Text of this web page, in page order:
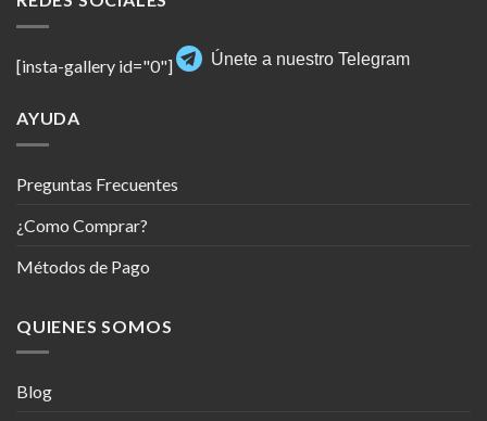
[insta-gallery id="0"] Únete a nuestro Telegram
AYUDA
Preguntas Frecuentes
¿Como Comprar?
Métodos de Pago
QUIENES SOMOS
Blog